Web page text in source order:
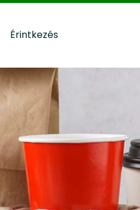
Érintkezés